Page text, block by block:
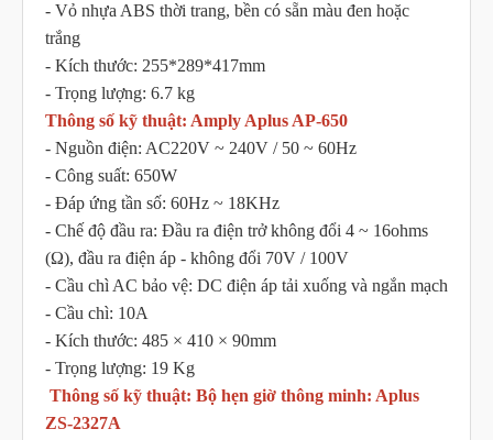
- Vỏ nhựa ABS thời trang, bền có sẵn màu đen hoặc
trắng
- Kích thước: 255*289*417mm
- Trọng lượng: 6.7 kg
Thông số kỹ thuật: Amply Aplus AP-650
- Nguồn điện: AC220V ~ 240V / 50 ~ 60Hz
- Công suất: 650W
- Đáp ứng tần số: 60Hz ~ 18KHz
- Chế độ đầu ra: Đầu ra điện trở không đổi 4 ~ 16ohms
(Ω), đầu ra điện áp - không đổi 70V / 100V
- Cầu chì AC bảo vệ: DC điện áp tải xuống và ngắn mạch
- Cầu chì: 10A
- Kích thước: 485 × 410 × 90mm
- Trọng lượng: 19 Kg
Thông số kỹ thuật: Bộ hẹn giờ thông minh: Aplus
ZS-2327A